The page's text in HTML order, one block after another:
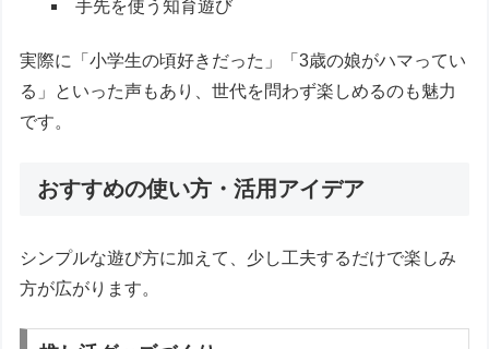
手先を使う知育遊び
実際に「小学生の頃好きだった」「3歳の娘がハマってい
る」といった声もあり、世代を問わず楽しめるのも魅力
です。
おすすめの使い方・活用アイデア
シンプルな遊び方に加えて、少し工夫するだけで楽しみ
方が広がります。